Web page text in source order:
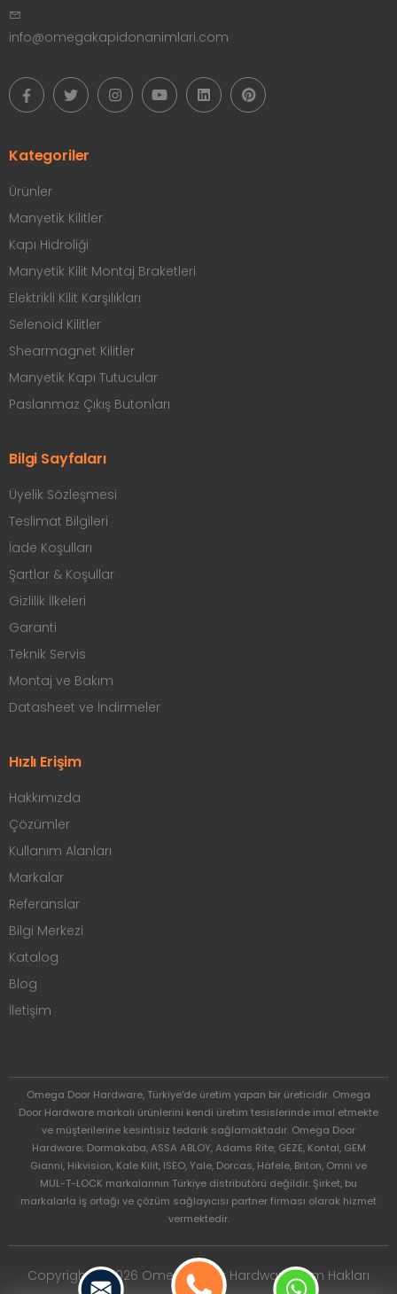
info@omegakapidonanimlari.com
Kategoriler
Ürünler
Manyetik Kilitler
Kapı Hidroliği
Manyetik Kilit Montaj Braketleri
Elektrikli Kilit Karşılıkları
Selenoid Kilitler
Shearmagnet Kilitler
Manyetik Kapı Tutucular
Paslanmaz Çıkış Butonları
Bilgi Sayfaları
Üyelik Sözleşmesi
Teslimat Bilgileri
İade Koşulları
Şartlar & Koşullar
Gizlilik İlkeleri
Garanti
Teknik Servis
Montaj ve Bakım
Datasheet ve İndirmeler
Hızlı Erişim
Hakkımızda
Çözümler
Kullanım Alanları
Markalar
Referanslar
Bilgi Merkezi
Katalog
Blog
İletişim
Omega Door Hardware, Türkiye'de üretim yapan bir üreticidir. Omega
Door Hardware markalı ürünlerini kendi üretim tesislerinde imal etmekte
ve müşterilerine kesintisiz tedarik sağlamaktadır. Omega Door
Hardware; Dormakaba, ASSA ABLOY, Adams Rite, GEZE, Kontal, GEM
Gianni, Hikvision, Kale Kilit, ISEO, Yale, Dorcas, Häfele, Briton, Omni ve
MUL-T-LOCK markalarının Türkiye distribütörü değildir. Şirket, bu
markalarla iş ortağı ve çözüm sağlayıcısı partner firması olarak hizmet
vermektedir.
Copyright © 2026 Omega Door Hardware. Tüm Hakları